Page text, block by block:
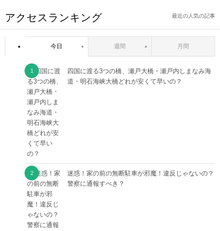
アクセスランキング 最近の人気の記事
今日 週間 月間
四国に渡る3つの橋、瀬戸大橋・瀬戸内しまなみ海
道・明石海峡大橋どれが安くて早いの？
迷惑！家の前の無断駐車が邪魔！違反じゃないの？
警察に通報すべき？